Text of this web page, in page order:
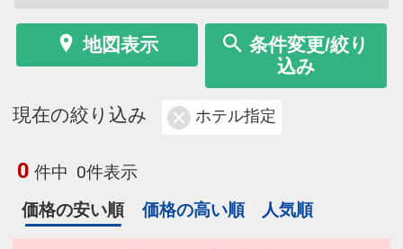
地図表示
条件変更/絞り
込み
現在の絞り込み ホテル指定
0 件中 0件表示
価格の安い順
価格の高い順 人気順